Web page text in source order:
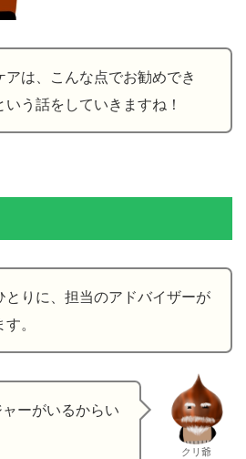
アは、こんな点でお勧めでき
いう話をしていきますね！
とりに、担当のアドバイザーが
。
ーがいるからい
クリ爺